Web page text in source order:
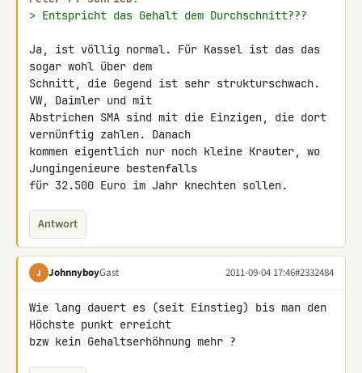
> Entspricht das Gehalt dem Durchschnitt???
Ja, ist völlig normal. Für Kassel ist das das
sogar wohl über dem
Schnitt, die Gegend ist sehr strukturschwach.
VW, Daimler und mit
Abstrichen SMA sind mit die Einzigen, die dort
vernünftig zahlen. Danach
kommen eigentlich nur noch kleine Krauter, wo
Jungingenieure bestenfalls
für 32.500 Euro im Jahr knechten sollen.
Antwort
J JohnnyboyGast 2011-09-04 17:46#2332484
Wie lang dauert es (seit Einstieg) bis man den
Höchste punkt erreicht
bzw kein Gehaltserhöhnung mehr ?